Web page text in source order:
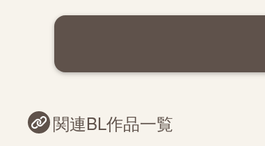
関連BL作品一覧